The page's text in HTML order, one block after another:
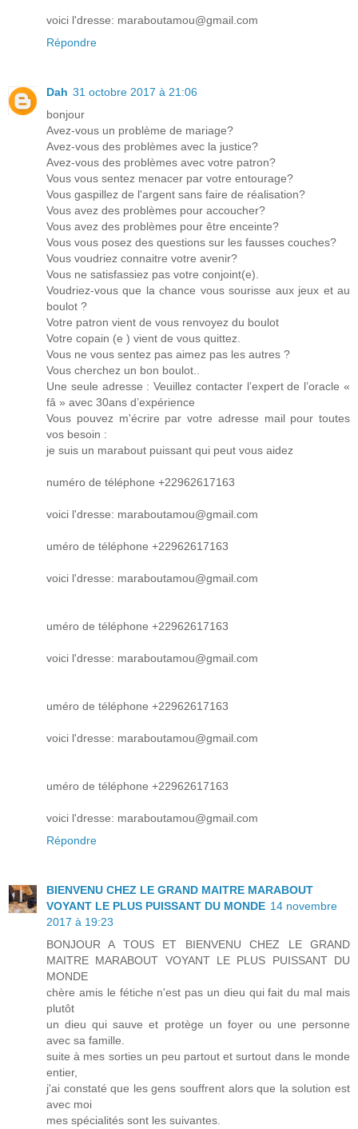
voici l'dresse: maraboutamou@gmail.com
Répondre
Dah 31 octobre 2017 à 21:06
bonjour
Avez-vous un problème de mariage?
Avez-vous des problèmes avec la justice?
Avez-vous des problèmes avec votre patron?
Vous vous sentez menacer par votre entourage?
Vous gaspillez de l'argent sans faire de réalisation?
Vous avez des problèmes pour accoucher?
Vous avez des problèmes pour être enceinte?
Vous vous posez des questions sur les fausses couches?
Vous voudriez connaitre votre avenir?
Vous ne satisfassiez pas votre conjoint(e).
Voudriez-vous que la chance vous sourisse aux jeux et au
boulot ?
Votre patron vient de vous renvoyez du boulot
Votre copain (e ) vient de vous quittez.
Vous ne vous sentez pas aimez pas les autres ?
Vous cherchez un bon boulot..
Une seule adresse : Veuillez contacter l’expert de l’oracle «
fâ » avec 30ans d’expérience
Vous pouvez m'écrire par votre adresse mail pour toutes
vos besoin :
je suis un marabout puissant qui peut vous aidez
numéro de téléphone +22962617163
voici l'dresse: maraboutamou@gmail.com
uméro de téléphone +22962617163
voici l'dresse: maraboutamou@gmail.com
uméro de téléphone +22962617163
voici l'dresse: maraboutamou@gmail.com
uméro de téléphone +22962617163
voici l'dresse: maraboutamou@gmail.com
uméro de téléphone +22962617163
voici l'dresse: maraboutamou@gmail.com
Répondre
BIENVENU CHEZ LE GRAND MAITRE MARABOUT
VOYANT LE PLUS PUISSANT DU MONDE 14 novembre
2017 à 19:23
BONJOUR A TOUS ET BIENVENU CHEZ LE GRAND
MAITRE MARABOUT VOYANT LE PLUS PUISSANT DU
MONDE
chère amis le fétiche n'est pas un dieu qui fait du mal mais
plutôt
un dieu qui sauve et protège un foyer ou une personne
avec sa famille.
suite à mes sorties un peu partout et surtout dans le monde
entier,
j'ai constaté que les gens souffrent alors que la solution est
avec moi
mes spécialités sont les suivantes.